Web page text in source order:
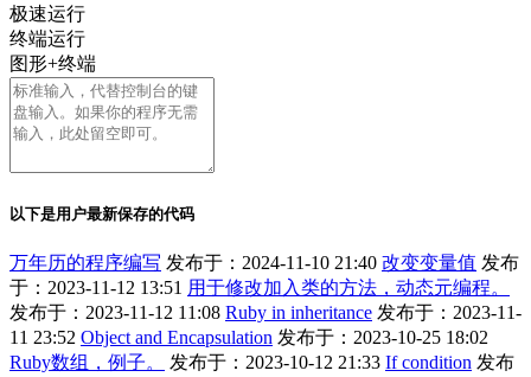
极速运行
终端运行
图形+终端
以下是用户最新保存的代码
万年历的程序编写 发布于：2024-11-10 21:40 改变变量值 发布
于：2023-11-12 13:51 用于修改加入类的方法，动态元编程。
发布于：2023-11-12 11:08 Ruby in inheritance 发布于：2023-11-
11 23:52 Object and Encapsulation 发布于：2023-10-25 18:02
Ruby数组，例子。
发布于：2023-10-12 21:33 If condition 发布